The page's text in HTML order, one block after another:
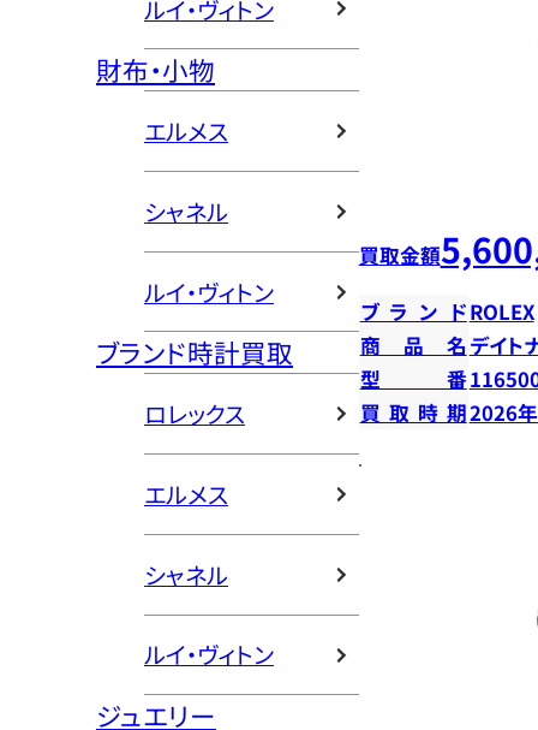
ルイ・ヴィトン
財布・小物
エルメス
シャネル
ルイ・ヴィトン
ブランド時計買取
ロレックス
エルメス
シャネル
ルイ・ヴィトン
ジュエリー
買取金額
ブランドROLEX
商品名 デイト
型番
買取時期2026